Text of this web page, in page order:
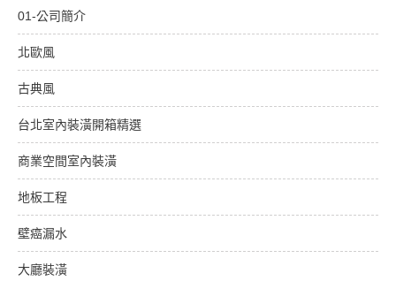
01-公司簡介
北歐風
古典風
台北室內裝潢開箱精選
商業空間室內裝潢
地板工程
壁癌漏水
大廳裝潢